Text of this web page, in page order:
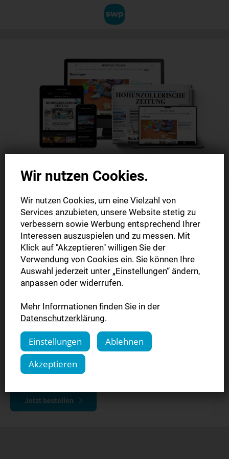
Gratis und
unverbindlich
2 Wochen Lesespaß
Ihre Tageszeitung: Erhalten Sie die Zeitung jeden
Ihr E-Paper: Die Tageszeitung als digitale Ausgabe
Mit SWPplus genießen Sie unser komplettes
Angebot auf unserem Nachrichtenportal swp.de
Automatisches Ende des Tests
Jetzt bestellen
Wir nutzen Cookies.
Wir nutzen Cookies, um eine Vielzahl von
Services anzubieten, unsere Website stetig zu
verbessern sowie Werbung entsprechend Ihrer
Interessen auszuspielen und zu messen. Mit
Klick auf "Akzeptieren" willigen Sie der
Verwendung von Cookies ein. Sie können Ihre
Auswahl jederzeit unter „Einstellungen“ ändern,
anpassen oder widerrufen.
Mehr Informationen finden Sie in der
Datenschutzerklärung.
Einstellungen
Ablehnen
Akzeptieren